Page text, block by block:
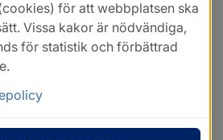
för att webbplatsen ska
Vissa kakor är nödvändiga,
för statistik och förbättrad